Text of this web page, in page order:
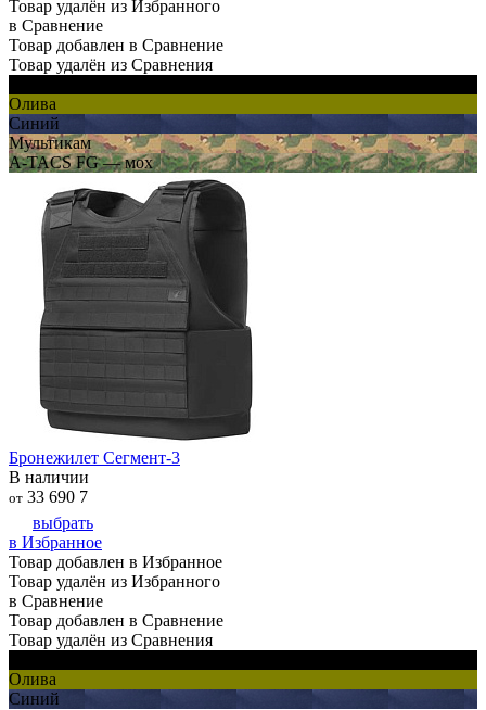
Товар удалён из Избранного
в Сравнение
Товар добавлен в Сравнение
Товар удалён из Сравнения
Олива
Синий
Мультикам
A-TACS FG — мох
Бронежилет Сегмент-3
В наличии
от 33 690 7
выбрать
в Избранное
Товар добавлен в Избранное
Товар удалён из Избранного
в Сравнение
Товар добавлен в Сравнение
Товар удалён из Сравнения
Олива
Синий